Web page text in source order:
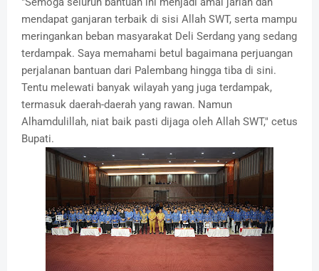
mendapat ganjaran terbaik di sisi Allah SWT, serta mampu
meringankan beban masyarakat Deli Serdang yang sedang
terdampak. Saya memahami betul bagaimana perjuangan
perjalanan bantuan dari Palembang hingga tiba di sini.
Tentu melewati banyak wilayah yang juga terdampak,
termasuk daerah-daerah yang rawan. Namun
Alhamdulillah, niat baik pasti dijaga oleh Allah SWT," cetus
Bupati.